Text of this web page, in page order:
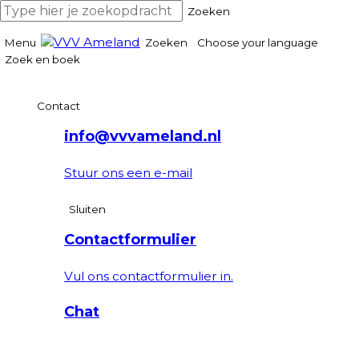
Zoeken
Menu Zoeken
Choose your language
Zoek en boek
Contact
info@vvvameland.nl
Stuur ons een e-mail
Sluiten
Contactformulier
Vul ons contactformulier in.
Chat